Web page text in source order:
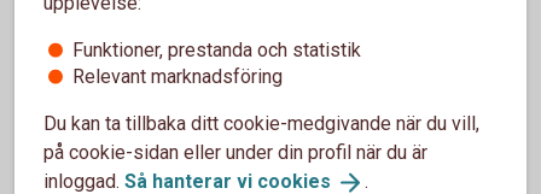
Oakleaves 0544
Ekonomiska läget - vecka 25
Sändes 15 juni
Funktioner, prestanda och statistik
Relevant marknadsföring
Du kan ta tillbaka ditt cookie-medgivande när du vill,
på cookie-sidan eller under din profil när du är
inloggad. Så hanterar vi cookies .